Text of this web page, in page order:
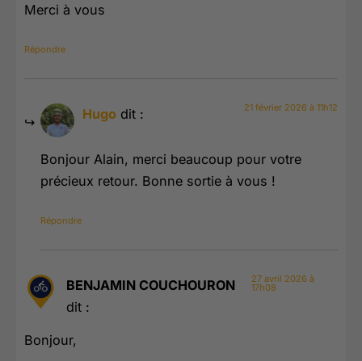
Merci à vous
Répondre
Hugo dit : 21 février 2026 à 11h12
Bonjour Alain, merci beaucoup pour votre
précieux retour. Bonne sortie à vous !
Répondre
BENJAMIN COUCHOURON
dit :
27 avril 2026 à
17h08
Bonjour,